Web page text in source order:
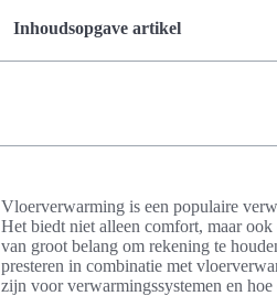
Inhoudsopgave artikel
Vloerverwarming is een populaire
Het biedt niet alleen comfort, maar
van groot belang om rekening te
presteren in combinatie met
zijn voor verwarmingssystemen en